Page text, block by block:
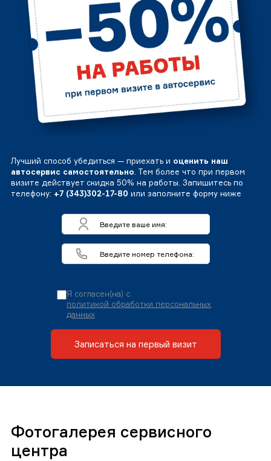
Лучший способ убедиться — приехать и оценить наш
автосервис самостоятельно . Тем более что при первом
визите действует скидка 50% на работы. Запишитесь по
телефону: +7 (343)302-17-80 или заполните форму ниже
Я согласен(на) с
политикой обработки персональных
данных
Записаться на первый визит
Фотогалерея сервисного
центра